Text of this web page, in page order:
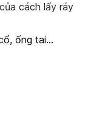
cách lấy ráy
ống tai…